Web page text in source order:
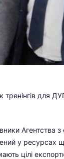
для
Агентства з
у ресурсах
цілі